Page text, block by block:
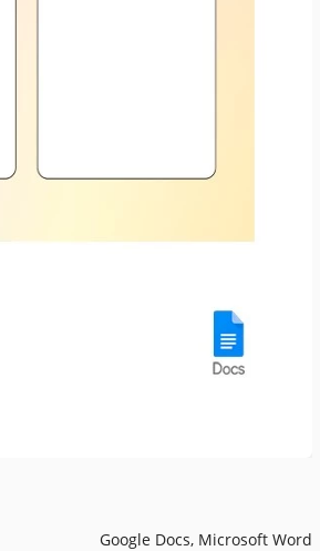
Google Docs, Microsoft Word